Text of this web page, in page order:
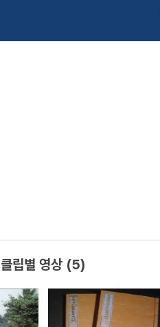
클립별 영상 (5)